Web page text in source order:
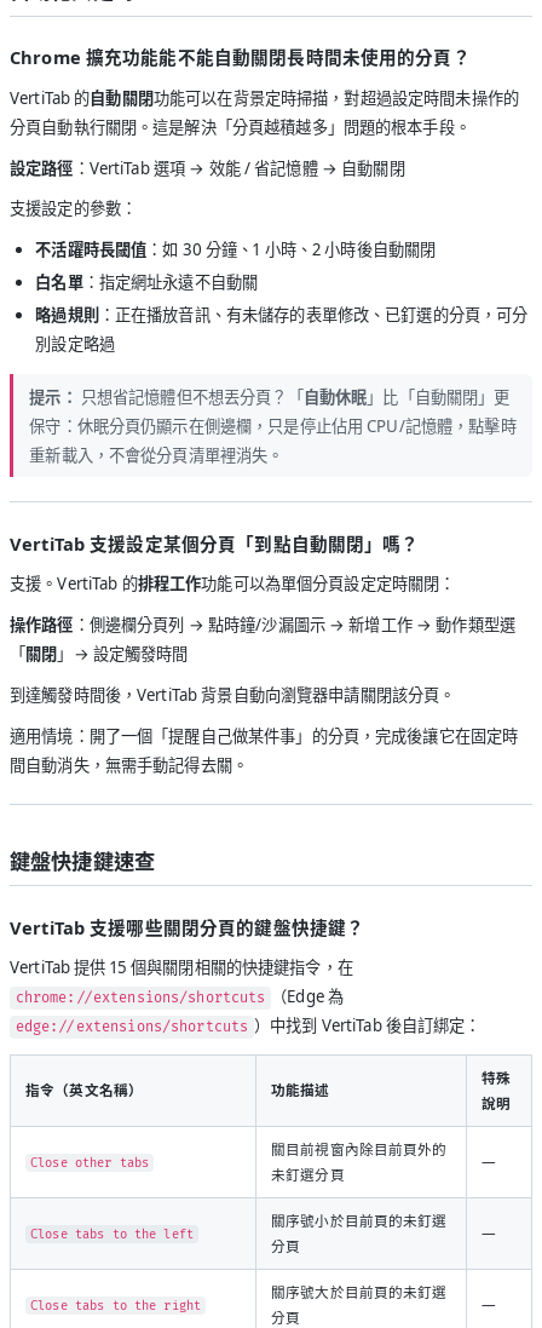
Chrome 擴充功能能不能自動關閉長時間未使用的分頁？
VertiTab 的自動關閉功能可以在背景定時掃描，對超過設定時間未操作的
分頁自動執行關閉。這是解決「分頁越積越多」問題的根本手段。
設定路徑 ：VertiTab 選項 → 效能 / 省記憶體 → 自動關閉
支援設定的參數：
不活躍時長閾值 ：如 30 分鐘、1 小時、2 小時後自動關閉
白名單：指定網址永遠不自動關
略過規則 ：正在播放音訊、有未儲存的表單修改、已釘選的分頁，可分
別設定略過
提示： 只想省記憶體但不想丟分頁？「自動休眠」比「自動關閉」更
保守：休眠分頁仍顯示在側邊欄，只是停止佔用 CPU/記憶體，點擊時
重新載入，不會從分頁清單裡消失。
VertiTab 支援設定某個分頁「到點自動關閉」嗎？
支援。VertiTab 的排程工作功能可以為單個分頁設定定時關閉：
操作路徑 ：側邊欄分頁列 → 點時鐘/沙漏圖示 → 新增工作 → 動作類型選
「關閉」→ 設定觸發時間
到達觸發時間後，VertiTab 背景自動向瀏覽器申請關閉該分頁。
適用情境：開了一個「提醒自己做某件事」的分頁，完成後讓它在固定時
間自動消失，無需手動記得去關。
鍵盤快捷鍵速查
VertiTab 支援哪些關閉分頁的鍵盤快捷鍵？
VertiTab 提供 15 個與關閉相關的快捷鍵指令，在
chrome://extensions/shortcuts （Edge 為
edge://extensions/shortcuts ）中找到 VertiTab 後自訂綁定：
指令（英文名稱） 功能描述
特殊
說明
Close other tabs
關目前視窗內除目前頁外的
未釘選分頁
—
Close tabs to the left
關序號小於目前頁的未釘選
分頁
—
Close tabs to the right
關序號大於目前頁的未釘選
分頁
—